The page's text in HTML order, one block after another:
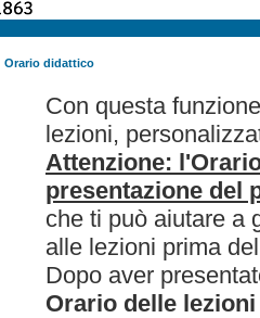
Orario didattico
Con questa
lezioni,
Attenzione:
presentazione del
che ti può aiutare a
alle lezioni prima
Dopo aver
Orario delle lezioni